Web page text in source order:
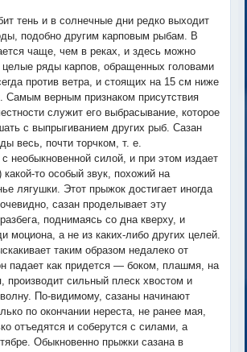
тень и в солнечные дни редко выходит
подобно другим карповым рыбам. В
чаще, чем в реках, и здесь можно
целые ряды карпов, обращенных головами
против ветра, и стоящих на 15 см ниже
Самым верным признаком присутствия
служит его выбрасывание, которое
с выпрыгиванием других рыб. Сазан
весь, почти торчком, т. е.
необыкновенной силой, и при этом издает
какой-то особый звук, похожий на
лягушки. Этот прыжок достигает иногда
сазан проделывает эту
поднимаясь со дна кверху, и
моциона, а не из каких-либо других целей.
таким образом недалеко от
падает как придется — боком, плашмя, на
производит сильный плеск хвостом и
По-видимому, сазаны начинают
по окончании нереста, не ранее мая,
отъедятся и соберутся с силами, а
Обыкновенно прыжки сазана в